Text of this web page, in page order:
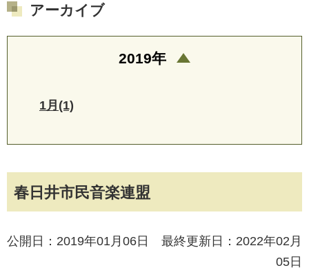
春日井市民音楽連盟
公開日：2019年01月06日 最終更新日：2022年02月
05日
アーカイブ
2019年
1月(1)